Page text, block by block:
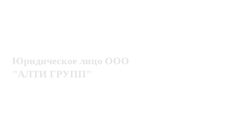
Юридическое лицо ООО
"АЛТИ ГРУПП"